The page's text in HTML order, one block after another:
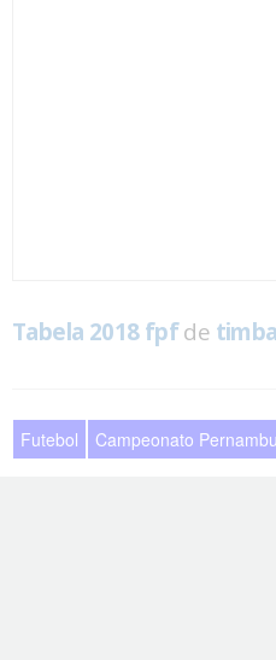
Tabela 2018 fpfde
Futebol Campeonato